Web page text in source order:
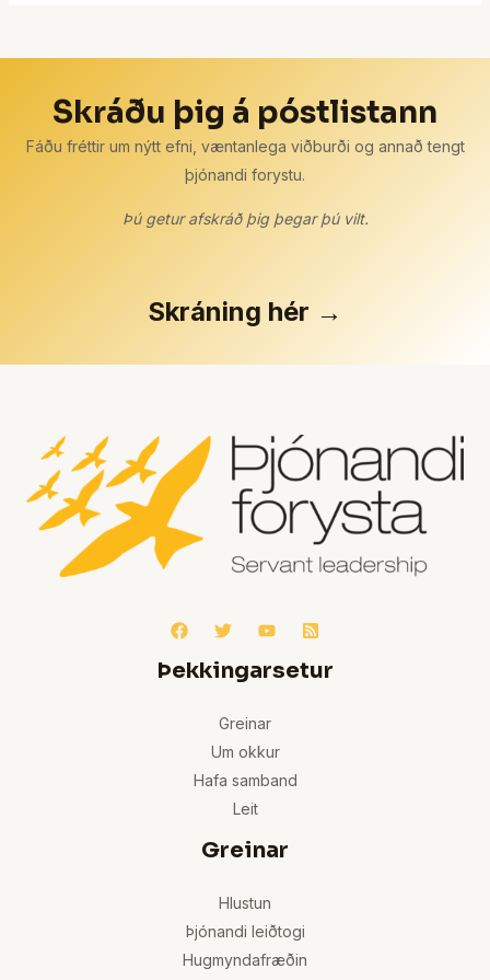
Skráðu þig á póstlistann
Fáðu fréttir um nýtt efni, væntanlega viðburði og annað tengt
þjónandi forystu.
Þú getur afskráð þig þegar þú vilt.
Skráning hér →
Þekkingarsetur
Greinar
Um okkur
Hafa samband
Leit
Greinar
Hlustun
Þjónandi leiðtogi
Hugmyndafræðin